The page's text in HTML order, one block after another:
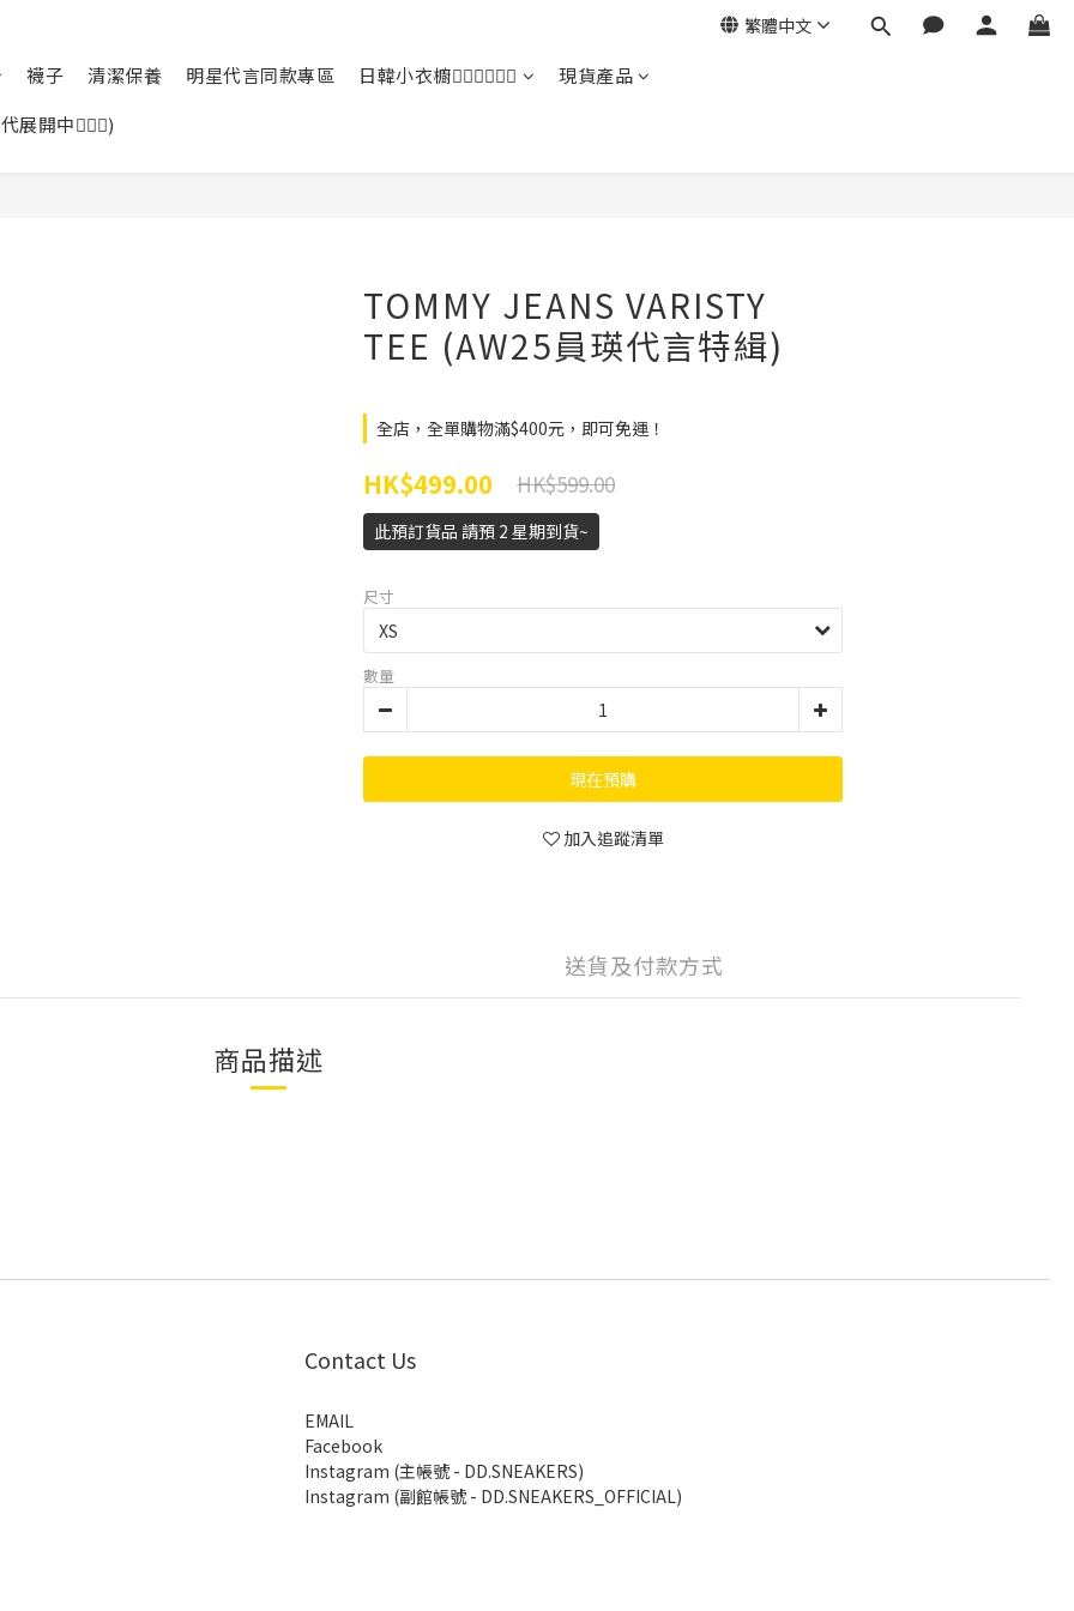
繁體中文
襪子 清潔保養 明星代言同款專區 日韓小衣櫥🙆🏻‍♀️🙆🏻‍♂️
現貨產品
展開中🙆🏻‍♀️)
TOMMY JEANS VARISTY
TEE (AW25員瑛代言特緝)
全店，全單購物滿$400元，即可免運！
HK$499.00 HK$599.00
此預訂貨品 請預 2 星期到貨~
尺寸
數量
現在預購
加入追蹤清單
送貨及付款方式
商品描述
Contact Us
EMAIL
Facebook
Instagram (主帳號 - DD.SNEAKERS)
Instagram (副館帳號 - DD.SNEAKERS_OFFICIAL)